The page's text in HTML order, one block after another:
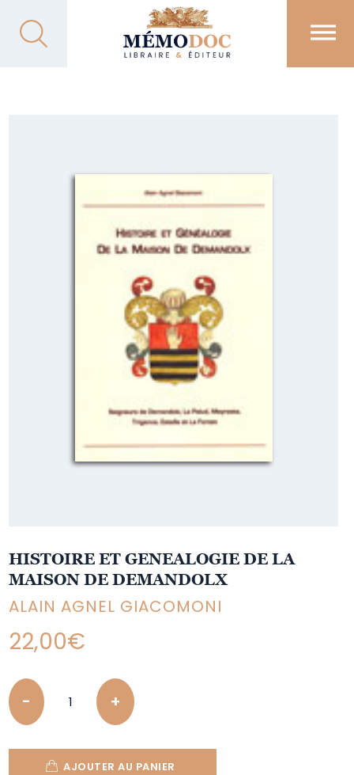
HISTOIRE ET GENEALOGIE DE LA
MAISON DE DEMANDOLX
ALAIN AGNEL GIACOMONI
22,00€
Quantity
AJOUTER AU PANIER